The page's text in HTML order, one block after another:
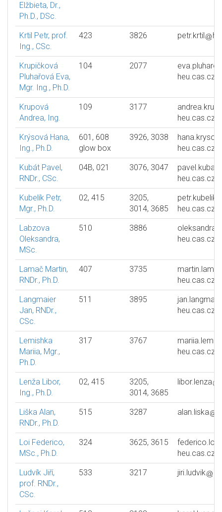
Elžbieta, Dr.,
Ph.D., DSc.
Krtil Petr, prof.
Ing., CSc.
423 3826 petr.krtil
Krupičková
Pluhařová Eva,
Mgr. Ing., Ph.D.
104 2077
heu.cas.cz
Krupová
Andrea, Ing.
109 3177
heu.cas.cz
Krýsová Hana,
Ing., Ph.D.
601, 608
glow box
3926, 3038
heu.cas.cz
Kubát Pavel,
RNDr., CSc.
04B, 021 3076, 3047
pavel.kubat
heu.cas.cz
Kubelík Petr,
Mgr., Ph.D.
02, 415
3205,
3014, 3685
petr.kubelik
heu.cas.cz
Labzova
Oleksandra,
MSc.
510 3886
heu.cas.cz
Lamač Martin,
RNDr., Ph.D.
407 3735
heu.cas.cz
Langmaier
Jan, RNDr.,
CSc.
511 3895
heu.cas.cz
Lemishka
Mariia, Mgr.,
Ph.D.
317 3767
heu.cas.cz
Lenža Libor,
Ing., Ph.D.
02, 415
3205,
3014, 3685
libor.lenza
Liška Alan,
RNDr., Ph.D.
515 3287 alan.liska
Loi Federico,
MSc., Ph.D.
324 3625, 3615
federico.loi
heu.cas.cz
Ludvík Jiří,
prof. RNDr.,
CSc.
533 3217 jiri.ludvik